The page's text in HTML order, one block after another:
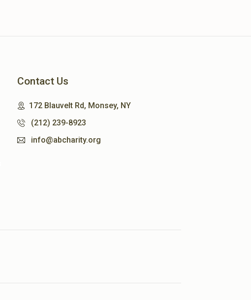
Contact Us
172 Blauvelt Rd, Monsey, NY
(212) 239-8923
info@abcharity.org